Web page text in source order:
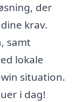
der
krav.
samt
lokale
situation.
i dag!